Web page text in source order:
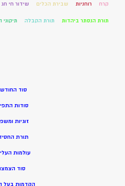
קרח רוחניות שבירת הכלים שידור חי
תורת הנסתר ביהדות תורת הקבלה
סוד
סודות
זוגיות
תורת
עולמות
סוד
הקדמות בעל